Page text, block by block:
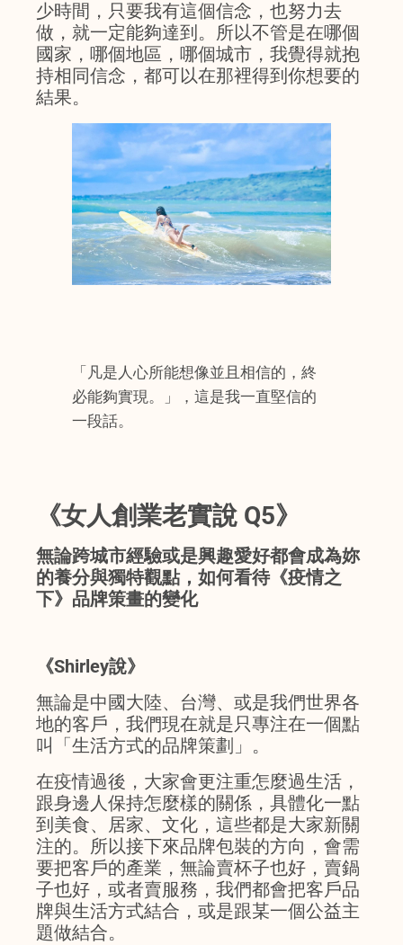
少時間，只要我有這個信念，也努力去
做，就一定能夠達到。所以不管是在哪個
國家，哪個地區，哪個城市，我覺得就抱
持相同信念，都可以在那裡得到你想要的
結果。
「凡是人心所能想像並且相信的，終
必能夠實現。」，這是我一直堅信的
一段話。
《女人創業老實說 Q5》
無論跨城市經驗或是興趣愛好都會成為妳
的養分與獨特觀點，如何看待《疫情之
下》品牌策畫的變化
《Shirley說》
無論是中國大陸、台灣、或是我們世界各
地的客戶，我們現在就是只專注在一個點
叫「生活方式的品牌策劃」。
在疫情過後，大家會更注重怎麼過生活，
跟身邊人保持怎麼樣的關係，具體化一點
到美食、居家、文化，這些都是大家新關
注的。所以接下來品牌包裝的方向，會需
要把客戶的產業，無論賣杯子也好，賣鍋
子也好，或者賣服務，我們都會把客戶品
牌與生活方式結合，或是跟某一個公益主
題做結合。